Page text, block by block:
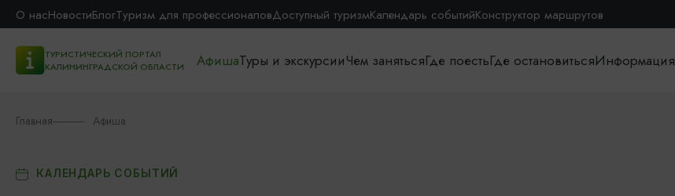
О насНовостиБлогТуризм для профессионаловДоступный туризмКалендарь событийКонструктор маршрутов
ТУРИСТИЧЕСКИЙ ПОРТАЛ
КАЛИНИНГРАДСКОЙ ОБЛАСТИ
АфишаТуры и экскурсииЧем занятьсяГде поестьГде остановитьсяИнформация
Главная Афиша
КАЛЕНДАРЬ СОБЫТИЙ